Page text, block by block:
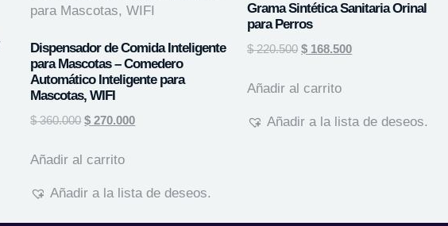
Dispensador de Comida Inteligente
para Mascotas – Comedero
Automático Inteligente para
Mascotas, WIFI
$360.000 $ 270.000
Añadir al carrito
Añadir a la lista de deseos.
Grama Sintética Sanitaria Orinal
para Perros
$220.500 $ 168.500
Añadir al carrito
Añadir a la lista de deseos.